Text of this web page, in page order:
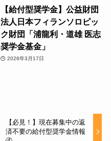
【必見！】現在募集中の返
済不要の給付型奨学金情報
【給付型奨学金】公益財団
法人日本フィランソロピッ
ク財団「浦龍利・道雄 医志
奨学金基金」
2026年3月17日